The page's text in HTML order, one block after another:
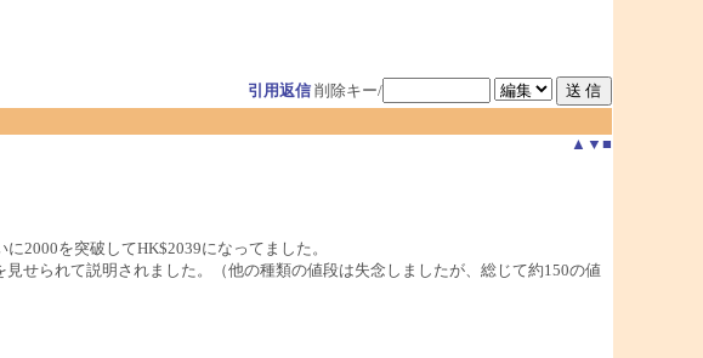
引用返信 削除キー/
▲ ▼ ■
2000を突破してHK$2039になってました。
せられて説明されました。（他の種類の値段は失念しましたが、総じて約150の値